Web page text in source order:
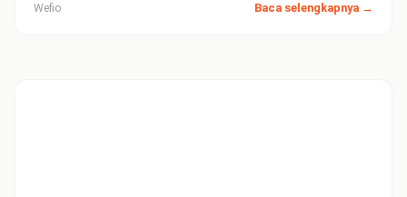
beredar di LinkedIn dan Instagram karyawan Anda.
Wefio Baca selengkapnya →